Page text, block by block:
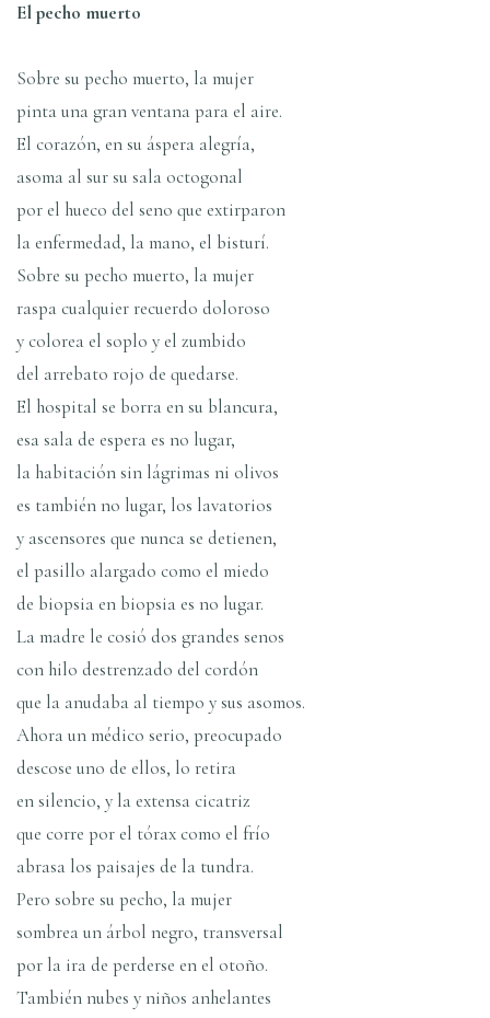
El pecho muerto
Sobre su pecho muerto, la mujer
pinta una gran ventana para el aire.
El corazón, en su áspera alegrí­a,
asoma al sur su sala octogonal
por el hueco del seno que extirparon
la enfermedad, la mano, el bisturí­.
Sobre su pecho muerto, la mujer
raspa cualquier recuerdo doloroso
y colorea el soplo y el zumbido
del arrebato rojo de quedarse.
El hospital se borra en su blancura,
esa sala de espera es no lugar,
la habitación sin lágrimas ni olivos
es también no lugar, los lavatorios
y ascensores que nunca se detienen,
el pasillo alargado como el miedo
de biopsia en biopsia es no lugar.
La madre le cosió dos grandes senos
con hilo destrenzado del cordón
que la anudaba al tiempo y sus asomos.
Ahora un médico serio, preocupado
descose uno de ellos, lo retira
en silencio, y la extensa cicatriz
que corre por el tórax como el frí­o
abrasa los paisajes de la tundra.
Pero sobre su pecho, la mujer
sombrea un árbol negro, transversal
por la ira de perderse en el otoño.
También nubes y niños anhelantes